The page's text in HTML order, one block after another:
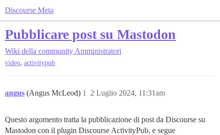
Discourse Meta
Pubblicare post su Mastodon
Wiki della community Amministratori
video, activitypub
angus (Angus McLeod) 2 Luglio 2024, 11:31am
1
Questo argomento tratta la pubblicazione di post da Discourse su
Mastodon con il plugin Discourse ActivityPub, e segue